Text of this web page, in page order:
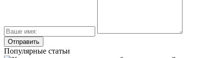
Популярные статьи